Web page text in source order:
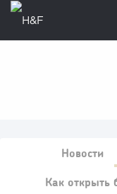
Новости
Как открыть